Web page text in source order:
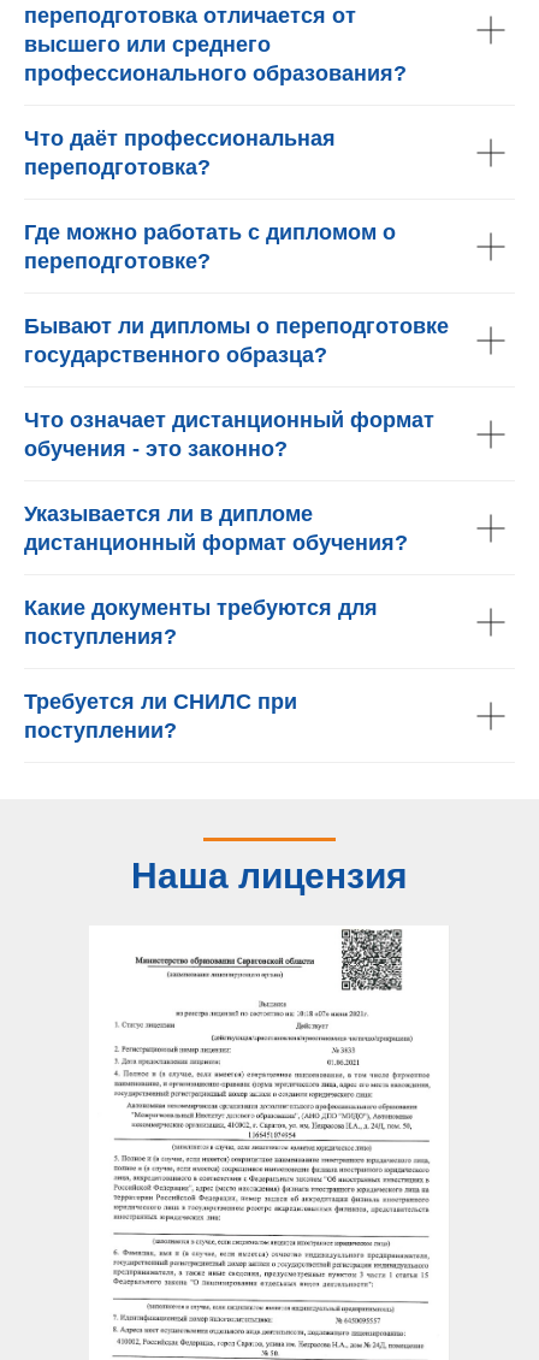
переподготовка отличается от
высшего или среднего
профессионального образования?
Что даёт профессиональная
переподготовка?
Где можно работать с дипломом о
переподготовке?
Бывают ли дипломы о переподготовке
государственного образца?
Что означает дистанционный формат
обучения - это законно?
Указывается ли в дипломе
дистанционный формат обучения?
Какие документы требуются для
поступления?
Требуется ли СНИЛС при
поступлении?
Наша лицензия